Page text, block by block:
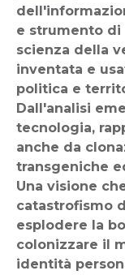
e strumento di
scienza della
inventata e
politica e
Dall'analisi
tecnologia,
anche da
transgeniche
Una visione
catastrofismo
esplodere la
colonizzare il
identità